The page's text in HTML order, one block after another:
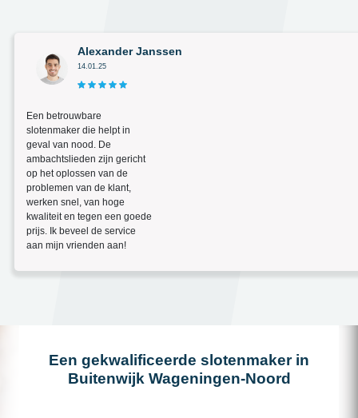
Alexander Janssen
14.01.25
Een betrouwbare
slotenmaker die helpt in
geval van nood. De
ambachtslieden zijn gericht
op het oplossen van de
problemen van de klant,
werken snel, van hoge
kwaliteit en tegen een goede
prijs. Ik beveel de service
aan mijn vrienden aan!
Een gekwalificeerde slotenmaker in
Buitenwijk Wageningen-Noord